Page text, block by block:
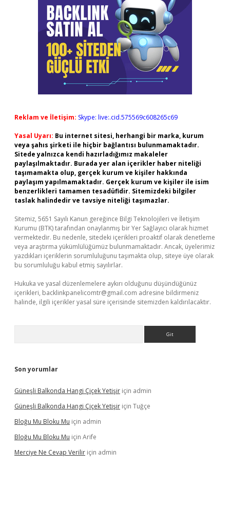
Reklam ve İletişim: Skype: live:.cid.575569c608265c69
Yasal Uyarı: Bu internet sitesi, herhangi bir marka, kurum
veya şahıs şirketi ile hiçbir bağlantısı bulunmamaktadır.
Sitede yalnızca kendi hazırladığımız makaleler
paylaşılmaktadır. Burada yer alan içerikler haber niteliği
taşımamakta olup, gerçek kurum ve kişiler hakkında
paylaşım yapılmamaktadır. Gerçek kurum ve kişiler ile isim
benzerlikleri tamamen tesadüfidir. Sitemizdeki bilgiler
taslak halindedir ve tavsiye niteliği taşımazlar.
Sitemiz, 5651 Sayılı Kanun gereğince Bilgi Teknolojileri ve İletişim
Kurumu (BTK) tarafından onaylanmış bir Yer Sağlayıcı olarak hizmet
vermektedir. Bu nedenle, sitedeki içerikleri proaktif olarak denetleme
veya araştırma yükümlülüğümüz bulunmamaktadır. Ancak, üyelerimiz
yazdıkları içeriklerin sorumluluğunu taşımakta olup, siteye üye olarak
bu sorumluluğu kabul etmiş sayılırlar.
Hukuka ve yasal düzenlemelere aykırı olduğunu düşündüğünüz
içerikleri, backlinkpanelicomtr@gmail.com adresine bildirmeniz
halinde, ilgili içerikler yasal süre içerisinde sitemizden kaldırılacaktır.
Son yorumlar
Güneşli Balkonda Hangi Çiçek Yetişir için admin
Güneşli Balkonda Hangi Çiçek Yetişir için Tuğçe
Bloğu Mu Bloku Mu için admin
Bloğu Mu Bloku Mu için Arife
Merciye Ne Cevap Verilir için admin